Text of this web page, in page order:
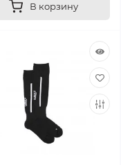
В корзину